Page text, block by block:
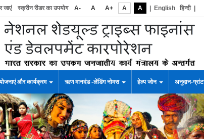
जाएं स्क्रीन रीडर का उपयोग A- A A+ A A English हिन्दी|
और कार्यक्रम ऋण मानदंड -लेंडिंग नोमस हेल्प जोन अनुदान-